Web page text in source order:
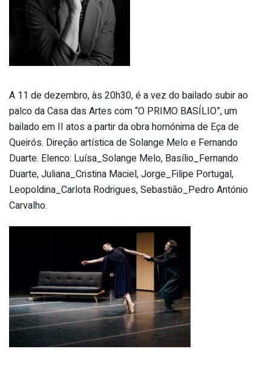
A 11 de dezembro, às 20h30, é a vez do bailado subir ao
palco da Casa das Artes com “O PRIMO BASÍLIO”, um
bailado em II atos a partir da obra homónima de Eça de
Queirós. Direção artística de Solange Melo e Fernando
Duarte. Elenco: Luísa_Solange Melo, Basílio_Fernando
Duarte, Juliana_Cristina Maciel, Jorge_Filipe Portugal,
Leopoldina_Carlota Rodrigues, Sebastião_Pedro António
Carvalho.